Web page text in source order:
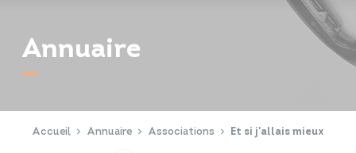
RECHERCHE
Annuaire
Accueil Annuaire Associations Et si j'allais mieux